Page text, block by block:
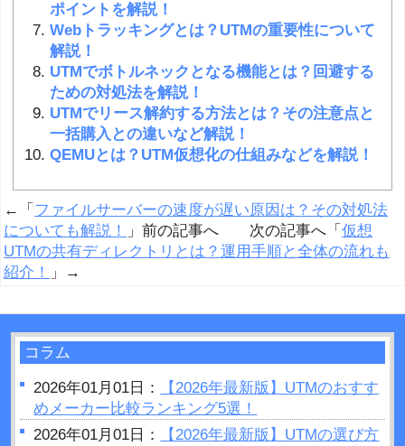
ポイントを解説！
Webトラッキングとは？UTMの重要性について
解説！
UTMでボトルネックとなる機能とは？回避する
ための対処法を解説！
UTMでリース解約する方法とは？その注意点と
一括購入との違いなど解説！
QEMUとは？UTM仮想化の仕組みなどを解説！
←「 ファイルサーバーの速度が遅い原因は？その対処法
についても解説！
」前の記事へ 次の記事へ「 仮想
UTMの共有ディレクトリとは？運用手順と全体の流れも
紹介！
」→
コラム
2026年01月01日：
【2026年最新版】UTMのおすす
めメーカー比較ランキング5選！
2026年01月01日：
【2026年最新版】UTMの選び方